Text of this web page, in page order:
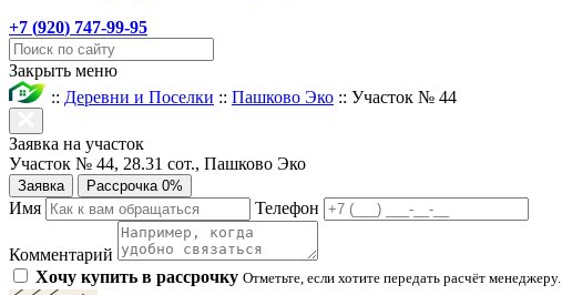
+7 (920) 747-99-95
Закрыть меню
:: Деревни и Поселки :: Пашково Эко :: Участок № 44
Заявка на участок
Участок № 44, 28.31 сот., Пашково Эко
Заявка Рассрочка 0%
Имя Телефон
Комментарий
Хочу купить в рассрочку Отметьте, если хотите передать расчёт менеджеру.